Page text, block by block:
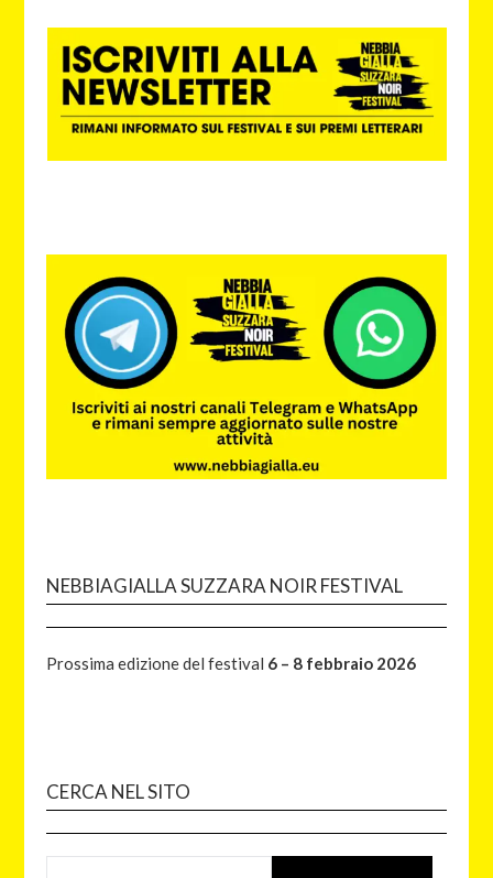
NEBBIAGIALLA SUZZARA NOIR FESTIVAL
Prossima edizione del festival 6 – 8 febbraio 2026
CERCA NEL SITO